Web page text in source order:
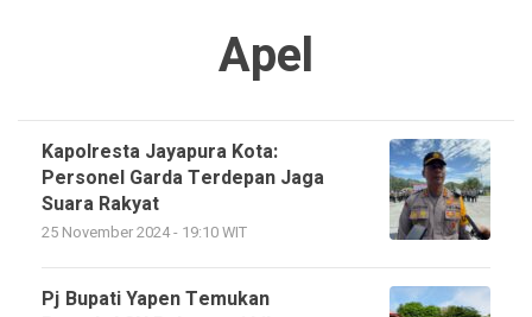
Apel
Kapolresta Jayapura Kota:
Personel Garda Terdepan Jaga
Suara Rakyat
25 November 2024 - 19:10 WIT
Pj Bupati Yapen Temukan